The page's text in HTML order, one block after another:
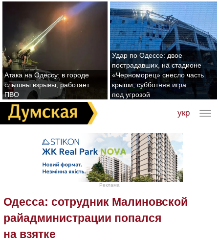
Атака на Одессу: в городе
слышны взрывы, работает
ПВО
Удар по Одессе: двое
пострадавших, на стадионе
«Черноморец» снесло часть
крыши, субботняя игра
под угрозой
укр
Реклама
Одесса: сотрудник Малиновской
райадминистрации попался
на взятке